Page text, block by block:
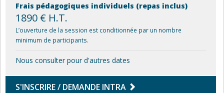
Frais pédagogiques individuels (repas inclus)
1890 € H.T.
L’ouverture de la session est conditionnée par un nombre
minimum de participants.
Nous consulter pour d'autres dates
S'INSCRIRE / DEMANDE INTRA